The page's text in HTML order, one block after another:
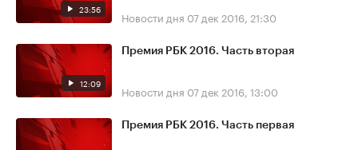
23:56 Новости дня 07 дек 2016, 21:30
12:09
Премия РБК 2016. Часть вторая
Новости дня 07 дек 2016, 13:00
Премия РБК 2016. Часть первая